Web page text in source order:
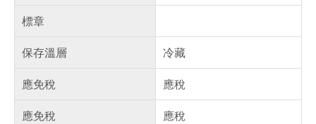
標章
保存溫層
冷藏
應免稅
應稅
應免稅
應稅